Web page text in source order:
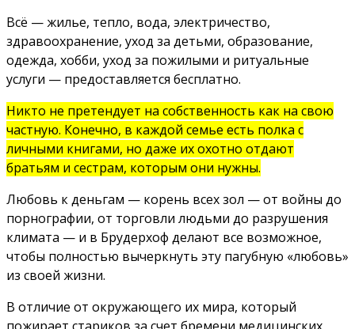
Всё — жилье, тепло, вода, электричество,
здравоохранение, уход за детьми, образование,
одежда, хобби, уход за пожилыми и ритуальные
услуги — предоставляется бесплатно.
Никто не претендует на собственность как на свою
частную. Конечно, в каждой семье есть полка с
личными книгами, но даже их охотно отдают
братьям и сестрам, которым они нужны.
Любовь к деньгам — корень всех зол — от войны до
порнографии, от торговли людьми до разрушения
климата — и в Брудерхоф делают все возможное,
чтобы полностью вычеркнуть эту пагубную «любовь»
из своей жизни.
В отличие от окружающего их мира, который